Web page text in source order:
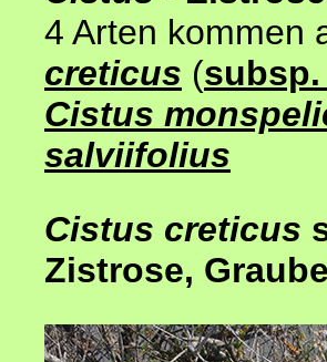
4 Arten kommen
creticus (subsp.
Cistus
salviifolius
Cistus creticus
Zistrose,